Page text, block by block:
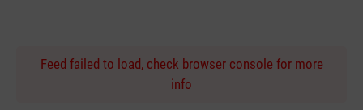
Feed failed to load, check browser console for more
info